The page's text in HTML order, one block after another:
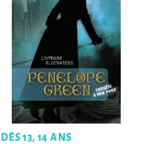
DÈS 13, 14 ANS